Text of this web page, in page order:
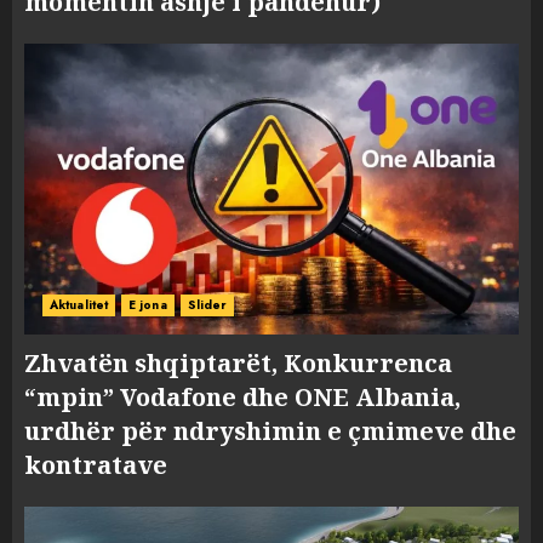
Aktualitet E jona Slider
Zhvatën shqiptarët, Konkurrenca
“mpin” Vodafone dhe ONE Albania,
urdhër për ndryshimin e çmimeve dhe
kontratave